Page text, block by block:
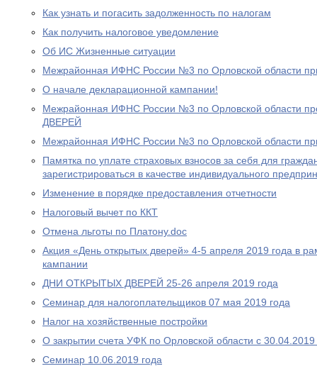
Как узнать и погасить задолженность по налогам
Как получить налоговое уведомление
Об ИС Жизненные ситуации
Межрайонная ИФНС России №3 по Орловской области
О начале декларационной кампании!
Межрайонная ИФНС России №3 по Орловской области
ДВЕРЕЙ
Межрайонная ИФНС России №3 по Орловской области
Памятка по уплате страховых взносов за себя для
зарегистрироваться в качестве индивидуального
Изменение в порядке предоставления отчетности
Налоговый вычет по ККТ
Отмена льготы по Платону.doc
Акция «День открытых дверей» 4-5 апреля 2019 года в
кампании
ДНИ ОТКРЫТЫХ ДВЕРЕЙ 25-26 апреля 2019 года
Cеминар для налогоплательщиков 07 мая 2019 года
Налог на хозяйственные постройки
О закрытии счета УФК по Орловской области с 30.04.2019
Семинар 10.06.2019 года